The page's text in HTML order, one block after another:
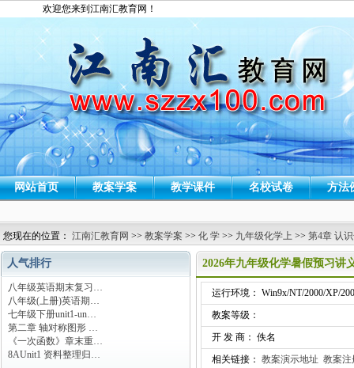
欢迎您来到江南汇教育网！
网站首页 教案学案 教学课件 名校试卷 方法
您现在的位置： 江南汇教育网 >> 教案学案 >> 化 学 >> 九年级化学上 >> 第4章 认
人气排行
八年级英语期末复习…
八年级(上册)英语期…
七年级下册unit1-un…
第二章 轴对称图形 …
《一次函数》章末重…
8AUnit1 资料整理归…
2026年九年级化学暑假预习讲
运行环境： Win9x/NT/2000/XP/
教案等级：
开 发 商： 佚名
相关链接： 教案演示地址 教案注